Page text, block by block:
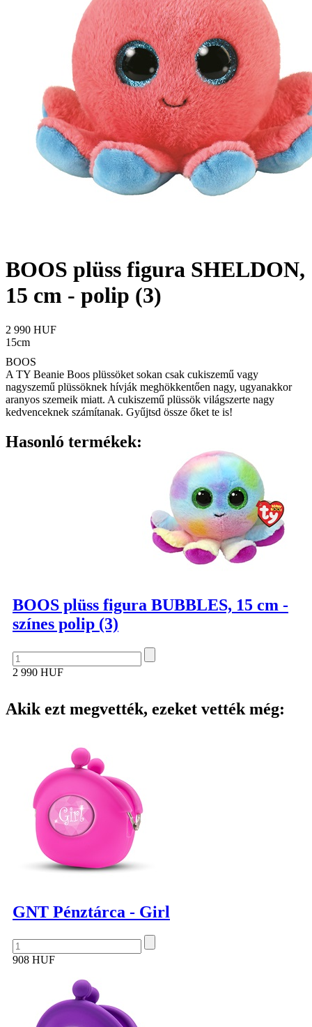
BOOS plüss figura SHELDON,
15 cm - polip (3)
2 990 HUF
15cm
BOOS
A TY Beanie Boos plüssöket sokan csak cukiszemű vagy
nagyszemű plüssöknek hívják meghökkentően nagy, ugyanakkor
aranyos szemeik miatt. A cukiszemű plüssök világszerte nagy
kedvenceknek számítanak. Gyűjtsd össze őket te is!
Hasonló termékek:
BOOS plüss figura BUBBLES, 15 cm -
színes polip (3)
2 990 HUF
Akik ezt megvették, ezeket vették még:
GNT Pénztárca - Girl
908 HUF